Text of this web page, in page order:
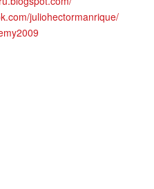
juliohectormanrique/